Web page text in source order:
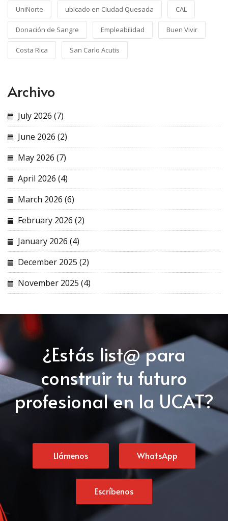
UniNorte ubicado en Ciudad Quesada CAL
Donación de Sangre Empleabilidad Buen Vivir
Costa Rica San Carlo Acutis
Archivo
July 2026 (7)
June 2026 (2)
May 2026 (7)
April 2026 (4)
March 2026 (6)
February 2026 (2)
January 2026 (4)
December 2025 (2)
November 2025 (4)
¿Estás list@ para
construir tu futuro
profesional en la UCAT?
Llámenos WhatsApp
Escríbenos